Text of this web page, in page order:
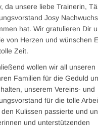
da unsere liebe Trainerin,
Josy Nachwuchs
hat. Wir gratulieren Dir
von Herzen und wünschen
Zeit.
wollen wir all unseren
Familien für die Geduld
unserem Vereins- und
für die tolle
den Kulissen passierte und
und unterstützenden